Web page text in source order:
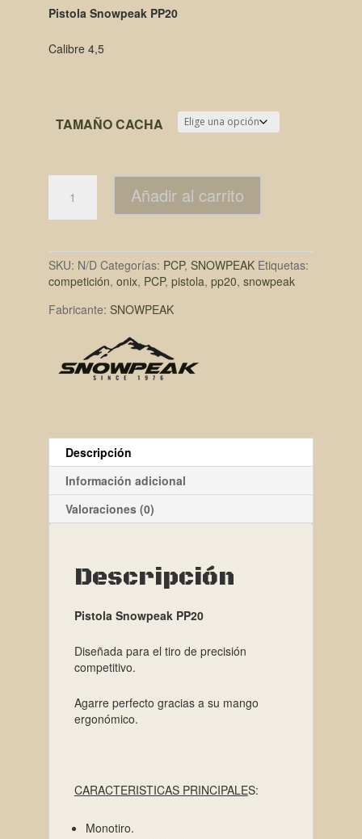
Pistola Snowpeak PP20
Calibre 4,5
TAMAÑO CACHA
Añadir al carrito
SKU: N/D Categorías: PCP, SNOWPEAK Etiquetas:
competición, onix, PCP, pistola, pp20, snowpeak
Fabricante: SNOWPEAK
Descripción
Información adicional
Valoraciones (0)
Descripción
Pistola Snowpeak PP20
Diseñada para el tiro de precisión
competitivo.
Agarre perfecto gracias a su mango
ergonómico.
CARACTERISTICAS PRINCIPALES:
Monotiro.